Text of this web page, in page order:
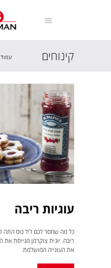
קינוחים
עוגיות ריבה
כל מה שחסר לכם ליד כוס התה זו
ריבה. יונית צוקרמן מגייסת את
את העוגייה המושלמת